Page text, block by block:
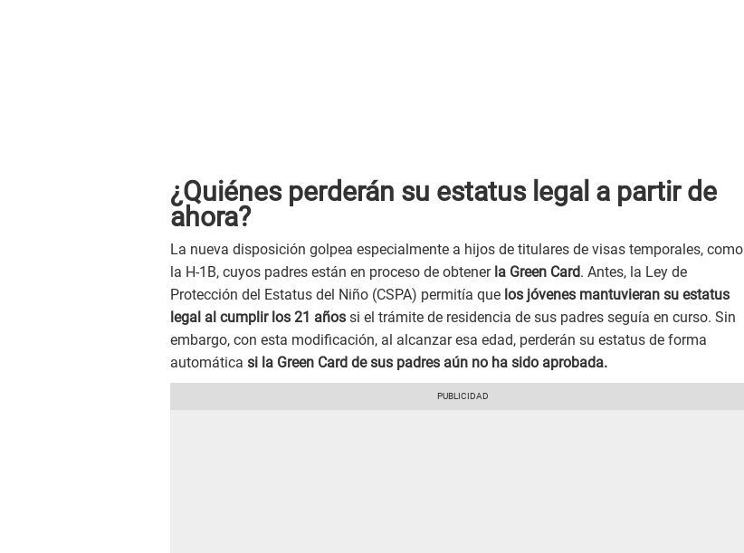
¿Quiénes perderán su estatus legal a partir de
ahora?
La nueva disposición golpea especialmente a hijos de titulares de visas temporales, como
la H-1B, cuyos padres están en proceso de obtener la Green Card. Antes, la Ley de
Protección del Estatus del Niño (CSPA) permitía que los jóvenes mantuvieran su estatus
legal al cumplir los 21 años si el trámite de residencia de sus padres seguía en curso. Sin
embargo, con esta modificación, al alcanzar esa edad, perderán su estatus de forma
automática si la Green Card de sus padres aún no ha sido aprobada.